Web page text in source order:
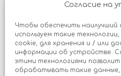
Согласие на
Чтобы обеспечить наилучший
используем такие технологии,
cookie, для хранения и / или
информации об устройстве.
этими технологиями
обрабатывать такие данные,